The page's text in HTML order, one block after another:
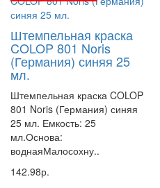
Штемпельная краска
COLOP 801 Noris
(Германия) синяя 25
мл.
Штемпельная краска COLOP
801 Noris (Германия) синяя
25 мл. Емкость: 25
мл.Основа:
воднаяМалосохну..
142.98р.